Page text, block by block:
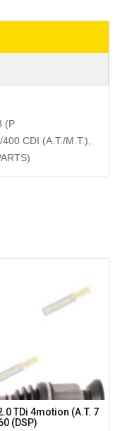
(P
CDI (A.T./M.T.),
TDi 4motion (A.T. 7
(DSP)